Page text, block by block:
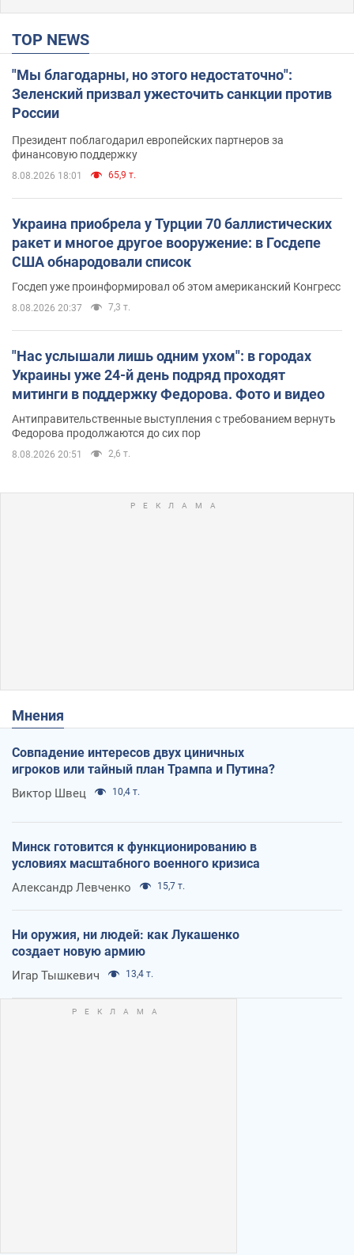
TOP NEWS
"Мы благодарны, но этого недостаточно":
Зеленский призвал ужесточить санкции против
России
Президент поблагодарил европейских партнеров за
финансовую поддержку
8.08.2026 18:01 65,9 т.
Украина приобрела у Турции 70 баллистических
ракет и многое другое вооружение: в Госдепе
США обнародовали список
Госдеп уже проинформировал об этом американский Конгресс
8.08.2026 20:37 7,3 т.
"Нас услышали лишь одним ухом": в городах
Украины уже 24-й день подряд проходят
митинги в поддержку Федорова. Фото и видео
Антиправительственные выступления с требованием вернуть
Федорова продолжаются до сих пор
8.08.2026 20:51 2,6 т.
Мнения
Совпадение интересов двух циничных
игроков или тайный план Трампа и Путина?
Виктор Швец 10,4 т.
Минск готовится к функционированию в
условиях масштабного военного кризиса
Александр Левченко 15,7 т.
Ни оружия, ни людей: как Лукашенко
создает новую армию
Игар Тышкевич 13,4 т.